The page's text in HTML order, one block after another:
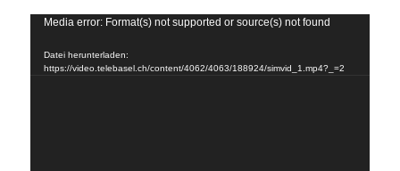
Video-
Media error: Format(s) not supported or source(s) not found
Datei herunterladen:
https://video.telebasel.ch/content/4062/4063/188924/simvid_1.mp4?_=2